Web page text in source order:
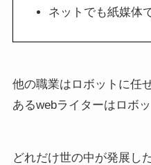
ネットでも紙媒体
他の職業はロボットに任
あるwebライターはロボ
どれだけ世の中が発展し